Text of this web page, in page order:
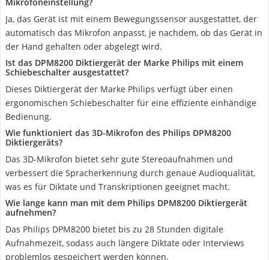
Ja, das Gerät ist mit einem Bewegungssensor ausgestattet, der
automatisch das Mikrofon anpasst, je nachdem, ob das Gerät in
der Hand gehalten oder abgelegt wird.
Ist das DPM8200 Diktiergerät der Marke Philips mit einem
Schiebeschalter ausgestattet?
Dieses Diktiergerät der Marke Philips verfügt über einen
ergonomischen Schiebeschalter für eine effiziente einhändige
Bedienung.
Wie funktioniert das 3D-Mikrofon des Philips DPM8200
Diktiergeräts?
Das 3D-Mikrofon bietet sehr gute Stereoaufnahmen und
verbessert die Spracherkennung durch genaue Audioqualität,
was es für Diktate und Transkriptionen geeignet macht.
Wie lange kann man mit dem Philips DPM8200 Diktiergerät
aufnehmen?
Das Philips DPM8200 bietet bis zu 28 Stunden digitale
Aufnahmezeit, sodass auch längere Diktate oder Interviews
problemlos gespeichert werden können.